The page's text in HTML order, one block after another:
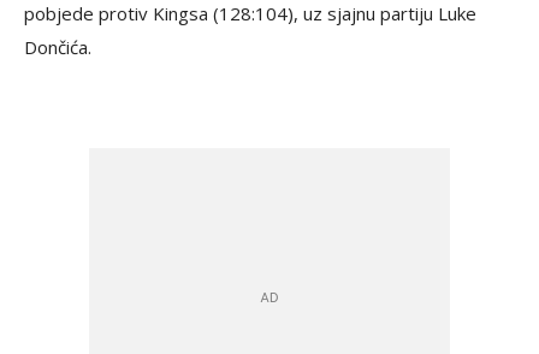
pobjede protiv Kingsa (128:104), uz sjajnu partiju Luke
Dončića.